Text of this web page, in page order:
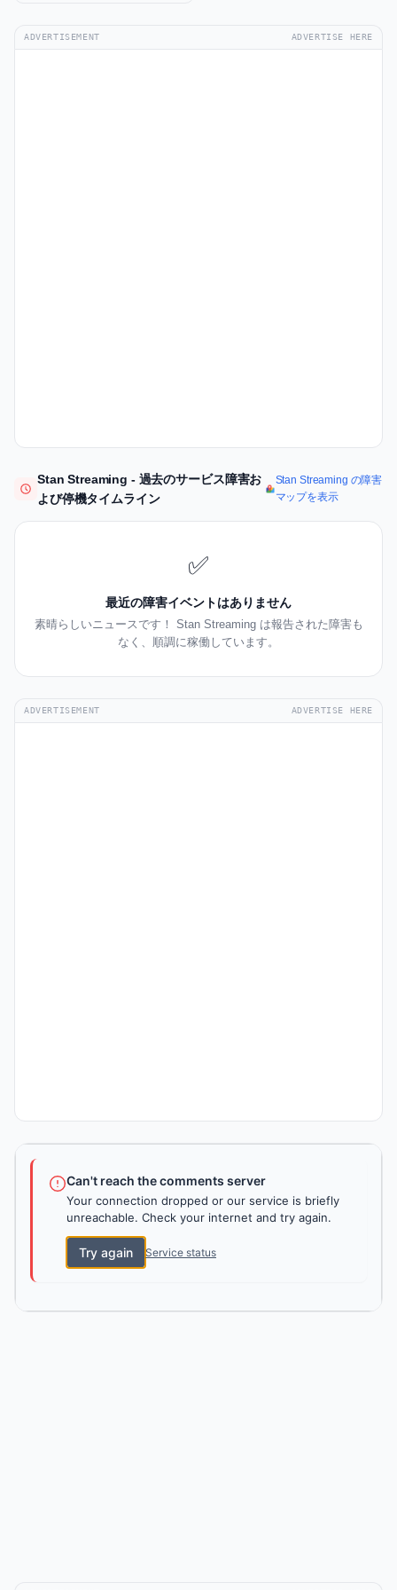
ADVERTISEMENT ADVERTISE HERE
Stan Streaming - 過去のサービス障害お
よび停機タイムライン
Stan Streaming の障害
マップを表示
✅
最近の障害イベントはありません
素晴らしいニュースです！ Stan Streaming は報告された障害も
なく、順調に稼働しています。
ADVERTISEMENT ADVERTISE HERE
Can't reach the comments server
Your connection dropped or our service is briefly
unreachable. Check your internet and try again.
Try again Service status